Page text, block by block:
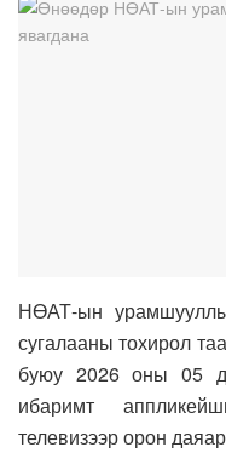
НӨАТ-ын
сугалааны тохирол
буюу 2026 оны 05
ибаримт
телевизээр орон